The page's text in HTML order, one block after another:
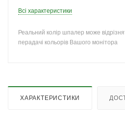
Всі характеристики
Реальний колір шпалер може
перадачі кольорів Вашого монітора
ХАРАКТЕРИСТИКИ